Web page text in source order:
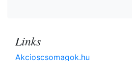
Links
Akcioscsomagok.hu